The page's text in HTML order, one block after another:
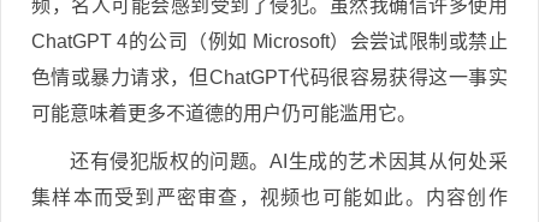
频，名人可能会感到受到了侵犯。虽然我确信许多使用
ChatGPT 4的公司（例如 Microsoft）会尝试限制或禁止
色情或暴力请求，但ChatGPT代码很容易获得这一事实
可能意味着更多不道德的用户仍可能滥用它。
还有侵犯版权的问题。AI生成的艺术因其从何处采
集样本而受到严密审查，视频也可能如此。内容创作